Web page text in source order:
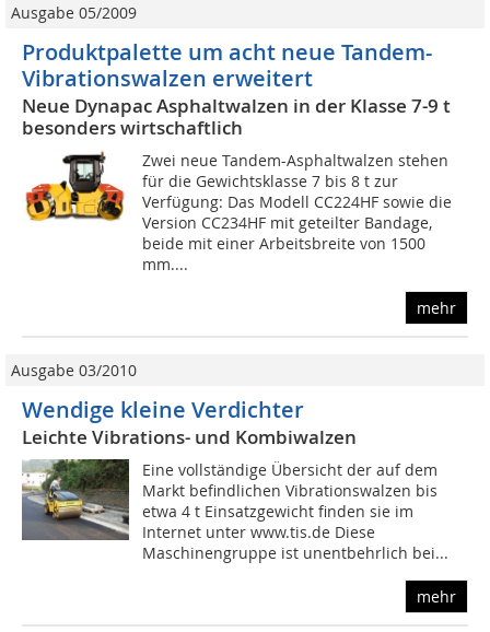
Ausgabe 05/2009
Produktpalette um acht neue Tandem-
Vibrationswalzen erweitert
Neue Dynapac Asphaltwalzen in der Klasse 7-9 t
besonders wirtschaftlich
Zwei neue Tandem-Asphaltwalzen stehen
für die Gewichtsklasse 7 bis 8 t zur
Verfügung: Das Modell CC224HF sowie die
Version CC234HF mit geteilter Bandage,
beide mit einer Arbeitsbreite von 1500
mm....
mehr
Ausgabe 03/2010
Wendige kleine Verdichter
Leichte Vibrations- und Kombiwalzen
Eine vollständige Übersicht der auf dem
Markt befindlichen Vibrationswalzen bis
etwa 4 t Einsatzgewicht finden sie im
Internet unter www.tis.de Diese
Maschinengruppe ist unentbehrlich bei...
mehr